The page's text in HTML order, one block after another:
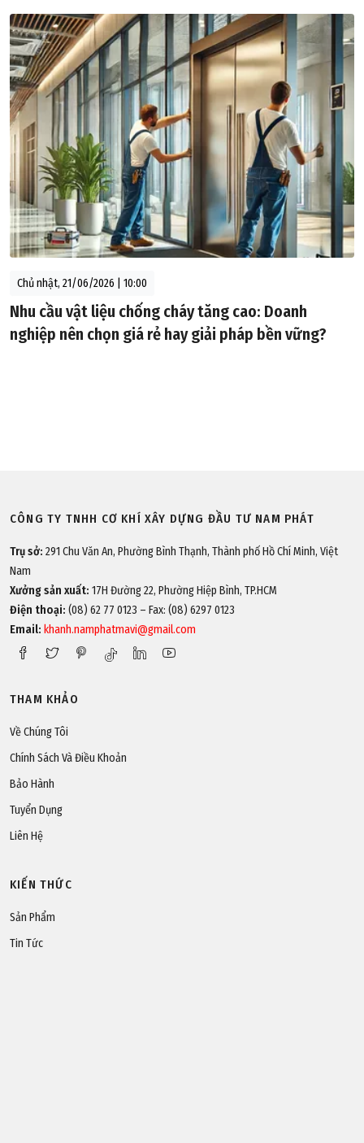
Chủ nhật, 21/06/2026 | 10:00
Nhu cầu vật liệu chống cháy tăng cao: Doanh
nghiệp nên chọn giá rẻ hay giải pháp bền vững?
CÔNG TY TNHH CƠ KHÍ XÂY DỰNG ĐẦU TƯ NAM PHÁT
Trụ sở: 291 Chu Văn An, Phường Bình Thạnh, Thành phố Hồ Chí Minh, Việt
Nam
Xưởng sản xuất: 17H Đường 22, Phường Hiệp Bình, TP.HCM
Điện thoại: (08) 62 77 0123 – Fax: (08) 6297 0123
Email: khanh.namphatmavi@gmail.com
THAM KHẢO
Về Chúng Tôi
Chính Sách Và Điều Khoản
Bảo Hành
Tuyển Dụng
Liên Hệ
KIẾN THỨC
Sản Phẩm
Tin Tức